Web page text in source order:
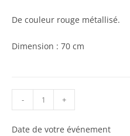
De couleur rouge métallisé.
Dimension : 70 cm
- +
Date de votre événement